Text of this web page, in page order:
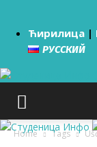
Ћирилица |
РУССКИЙ
Home Tags